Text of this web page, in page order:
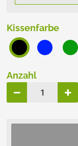
Kissenfarbe
Anzahl